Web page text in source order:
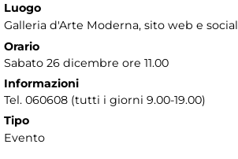
Luogo
Galleria d'Arte Moderna, sito web e social
Orario
Sabato 26 dicembre ore 11.00
Informazioni
Tel. 060608 (tutti i giorni 9.00-19.00)
Tipo
Evento